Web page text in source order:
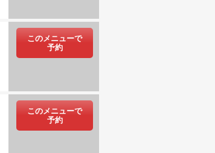
このメニューで
予約
このメニューで
予約